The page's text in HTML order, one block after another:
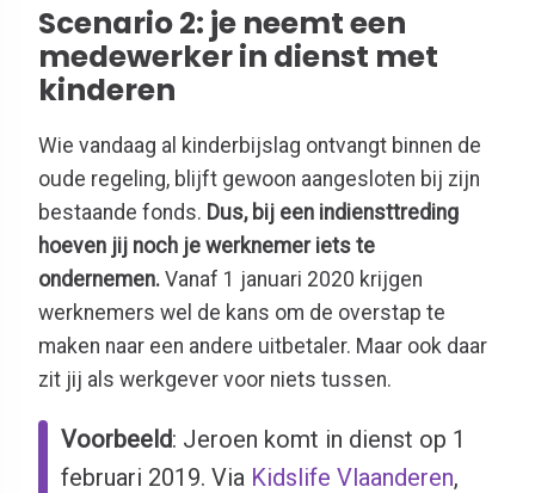
Scenario 2: je neemt een
medewerker in dienst met
kinderen
Wie vandaag al kinderbijslag ontvangt binnen de
oude regeling, blijft gewoon aangesloten bij zijn
bestaande fonds. Dus, bij een indiensttreding
hoeven jij noch je werknemer iets te
ondernemen. Vanaf 1 januari 2020 krijgen
werknemers wel de kans om de overstap te
maken naar een andere uitbetaler. Maar ook daar
zit jij als werkgever voor niets tussen.
Voorbeeld: Jeroen komt in dienst op 1
februari 2019. Via Kidslife Vlaanderen,